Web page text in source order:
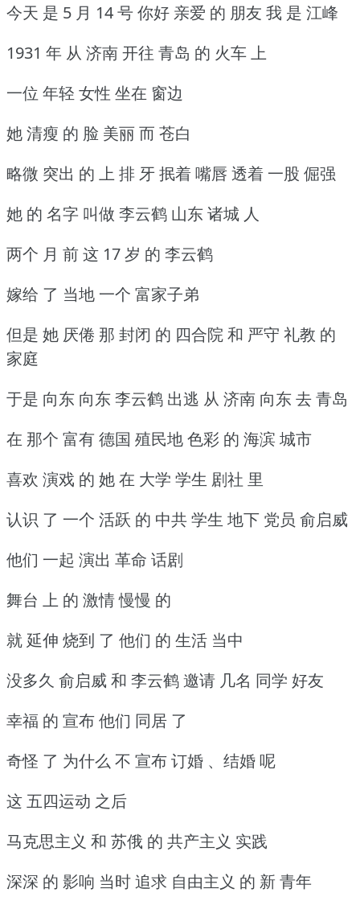
今天 是 5 月 14 号 你好 亲爱 的 朋友 我 是 江峰
1931 年 从 济南 开往 青岛 的 火车 上
一位 年轻 女性 坐在 窗边
她 清瘦 的 脸 美丽 而 苍白
略微 突出 的 上 排 牙 抿着 嘴唇 透着 一股 倔强
她 的 名字 叫做 李云鹤 山东 诸城 人
两个 月 前 这 17 岁 的 李云鹤
嫁给 了 当地 一个 富家子弟
但是 她 厌倦 那 封闭 的 四合院 和 严守 礼教 的
家庭
于是 向东 向东 李云鹤 出逃 从 济南 向东 去 青岛
在 那个 富有 德国 殖民地 色彩 的 海滨 城市
喜欢 演戏 的 她 在 大学 学生 剧社 里
认识 了 一个 活跃 的 中共 学生 地下 党员 俞启威
他们 一起 演出 革命 话剧
舞台 上 的 激情 慢慢 的
就 延伸 烧到 了 他们 的 生活 当中
没多久 俞启威 和 李云鹤 邀请 几名 同学 好友
幸福 的 宣布 他们 同居 了
奇怪 了 为什么 不 宣布 订婚 、结婚 呢
这 五四运动 之后
马克思主义 和 苏俄 的 共产主义 实践
深深 的 影响 当时 追求 自由主义 的 新 青年